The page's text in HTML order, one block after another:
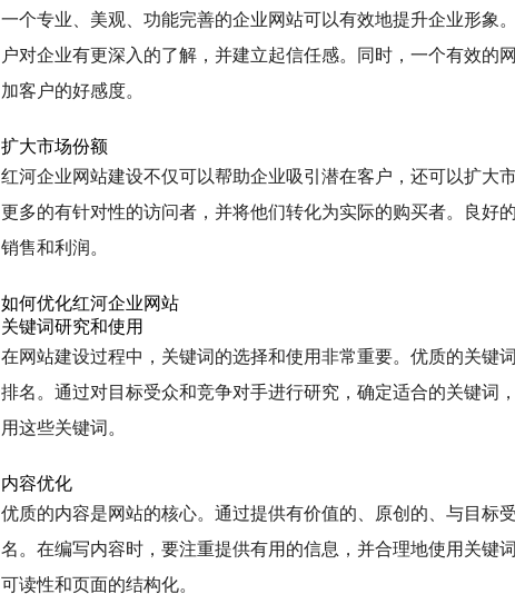
一个专业、美观、功能完善的企业网站可以有效地提升企业形象
户对企业有更深入的了解，并建立起信任感。同时，一个有效的
加客户的好感度。
扩大市场份额
红河企业网站建设不仅可以帮助企业吸引潜在客户，还可以扩大
更多的有针对性的访问者，并将他们转化为实际的购买者。良好
销售和利润。
如何优化红河企业网站
关键词研究和使用
在网站建设过程中，关键词的选择和使用非常重要。优质的关键
排名。通过对目标受众和竞争对手进行研究，确定适合的关键词
用这些关键词。
内容优化
优质的内容是网站的核心。通过提供有价值的、原创的、与目标
名。在编写内容时，要注重提供有用的信息，并合理地使用关键
可读性和页面的结构化。